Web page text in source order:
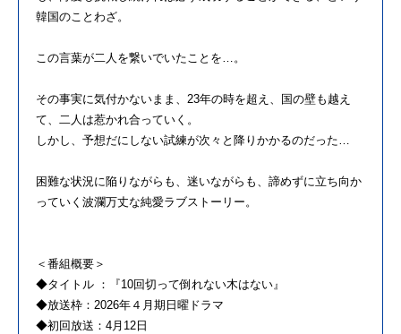
韓国のことわざ。
この言葉が二人を繋いでいたことを…。
その事実に気付かないまま、23年の時を超え、国の壁も越え
て、二人は惹かれ合っていく。
しかし、予想だにしない試練が次々と降りかかるのだった…
困難な状況に陥りながらも、迷いながらも、諦めずに立ち向か
っていく波瀾万丈な純愛ラブストーリー。
＜番組概要＞
◆タイトル ：『10回切って倒れない木はない』
◆放送枠：2026年４月期日曜ドラマ
◆初回放送：4月12日